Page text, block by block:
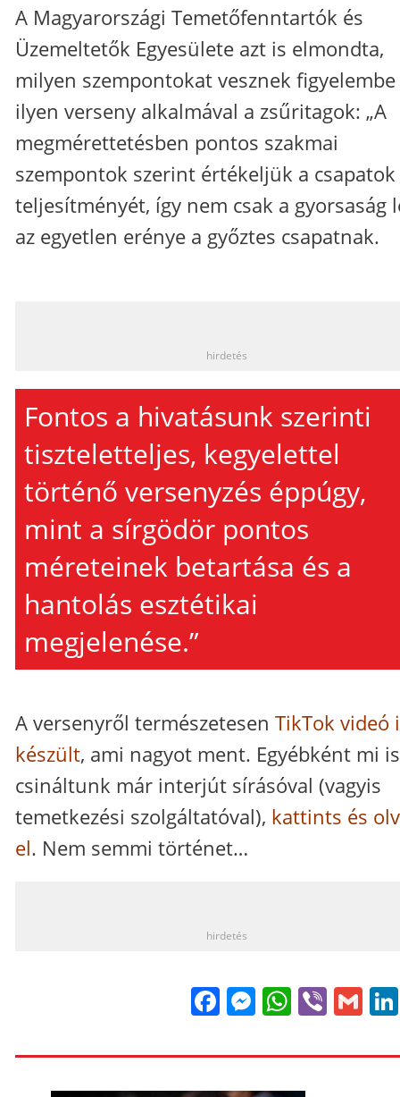
A Magyarországi Temetőfenntartók és
Üzemeltetők Egyesülete azt is elmondta,
milyen szempontokat vesznek figyelembe
ilyen verseny alkalmával a zsűritagok: „A
megmérettetésben pontos szakmai
szempontok szerint értékeljük a csapatok
teljesítményét, így nem csak a gyorsaság
az egyetlen erénye a győztes csapatnak.
hirdetés
Fontos a hivatásunk szerinti
tiszteletteljes, kegyelettel
történő versenyzés éppúgy,
mint a sírgödör pontos
méreteinek betartása és a
hantolás esztétikai
megjelenése.”
A versenyről természetesen TikTok videó
készült, ami nagyot ment. Egyébként mi is
csináltunk már interjút sírásóval (vagyis
temetkezési szolgáltatóval), kattints és
el. Nem semmi történet…
hirdetés
FacebookViber